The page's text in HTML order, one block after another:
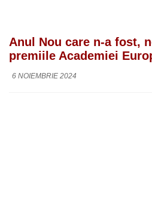
Anul Nou care n-a fost,
premiile Academiei
6 NOIEMBRIE 2024